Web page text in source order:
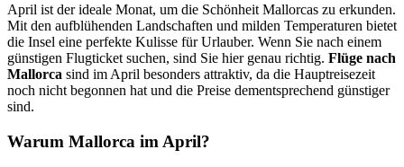
April ist der ideale Monat, um die Schönheit Mallorcas zu erkunden.
Mit den aufblühenden Landschaften und milden Temperaturen bietet
die Insel eine perfekte Kulisse für Urlauber. Wenn Sie nach einem
günstigen Flugticket suchen, sind Sie hier genau richtig. Flüge nach
Mallorca sind im April besonders attraktiv, da die Hauptreisezeit
noch nicht begonnen hat und die Preise dementsprechend günstiger
sind.
Warum Mallorca im April?